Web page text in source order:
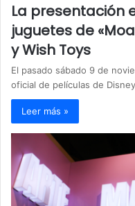
La presentación
juguetes de
y Wish Toys
El pasado sábado 9 de
oficial de películas de
Leer más »